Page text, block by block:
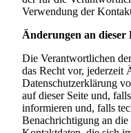
Verwendung der
Änderungen an
Die Verantwortlichen
das Recht vor, jederzeit
Datenschutzerklärung
auf dieser Seite und,
informieren und, falls
Benachrichtigung an